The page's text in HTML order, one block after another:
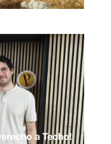
a Techo!